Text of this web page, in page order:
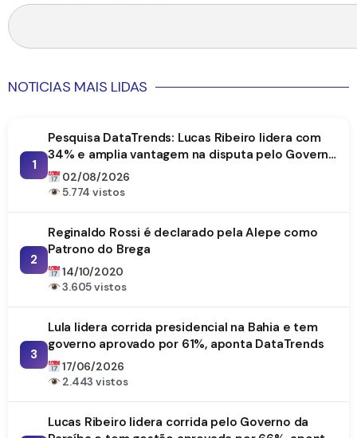
NOTICIAS MAIS LIDAS
1
Pesquisa DataTrends: Lucas Ribeiro lidera com
34% e amplia vantagem na disputa pelo Governo
da Paraíba
02/08/2026
5.774 vistos
2
Reginaldo Rossi é declarado pela Alepe como
Patrono do Brega
14/10/2020
3.605 vistos
3
Lula lidera corrida presidencial na Bahia e tem
governo aprovado por 61%, aponta DataTrends
17/06/2026
2.443 vistos
Lucas Ribeiro lidera corrida pelo Governo da